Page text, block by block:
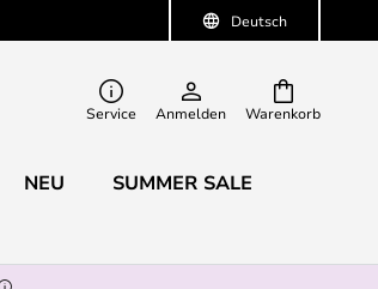
Deutsch
Warenkorb
Service Anmelden
NEU SUMMER SALE